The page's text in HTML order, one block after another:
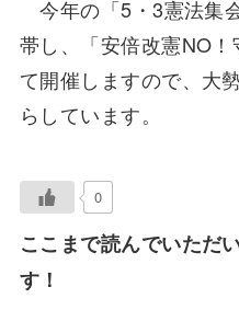
今年の「5・3憲法集
帯し、「安倍改憲NO
て開催しますので、大
らしています。
0
ここまで読んでいただ
す！